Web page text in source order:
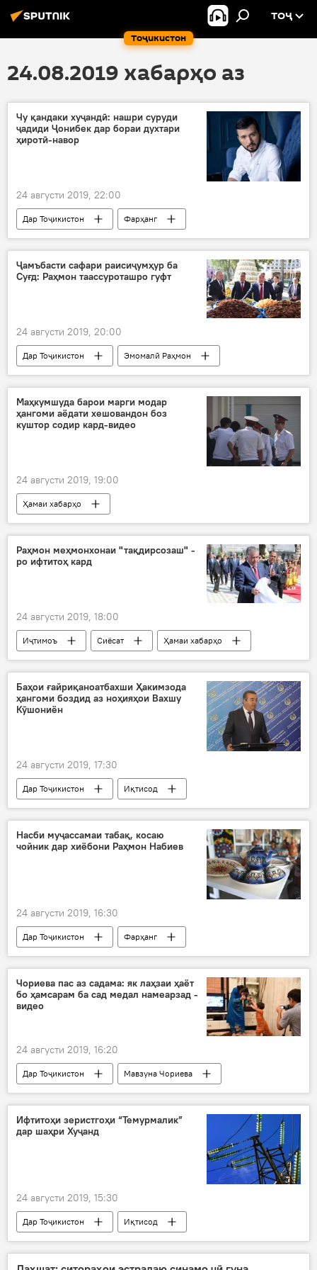
Тоҷикистон
ТОҶ
24.08.2019 хабарҳо аз
Чу қандаки хуҷандӣ: нашри суруди
ҷадиди Ҷонибек дар бораи духтари
ҳиротӣ-навор
24 августи 2019, 22:00
Дар Тоҷикистон Фарҳанг
Ҷамъбасти сафари раисиҷумҳур ба
Суғд: Раҳмон таассуроташро гуфт
24 августи 2019, 20:00
Дар Тоҷикистон Эмомалӣ Раҳмон
Маҳкумшуда барои марги модар
ҳангоми аёдати хешовандон боз
куштор содир кард-видео
24 августи 2019, 19:00
Ҳамаи хабарҳо
Рӯйдод, ҷиноят ва ҳолатҳои фавқулода
Раҳмон меҳмонхонаи "тақдирсозаш" -
ро ифтитоҳ кард
24 августи 2019, 18:00
Иҷтимоъ Сиёсат
Ҳамаи хабарҳо
Дар Тоҷикистон
Эмомалӣ Раҳмон
Баҳои ғайриқаноатбахши Ҳакимзода
ҳангоми боздид аз ноҳияҳои Вахшу
Кӯшониён
24 августи 2019, 17:30
Дар Тоҷикистон Иқтисод
Насби муҷассамаи табақ, косаю
чойник дар хиёбони Раҳмон Набиев
24 августи 2019, 16:30
Дар Тоҷикистон Фарҳанг
Чориева пас аз садама: як лаҳзаи ҳаёт
бо ҳамсарам ба сад медал намеарзад -
видео
24 августи 2019, 16:20
Дар Тоҷикистон
Мавзуна Чориева
муштзанӣ
Ҳамаи хабарҳо
Навигариҳои варзиши Тоҷикистон
Рӯйдод, ҷиноят ва ҳолатҳои фавқулода
Ифтитоҳи зеристгоҳи “Темурмалик”
дар шаҳри Хуҷанд
24 августи 2019, 15:30
Дар Тоҷикистон Иқтисод